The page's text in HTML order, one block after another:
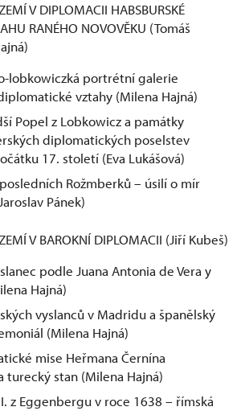
V DIPLOMACII HABSBURSKÉ
RANÉHO NOVOVĚKU (Tomáš
lobkowiczká portrétní galerie
vztahy (Milena Hajná)
Popel z Lobkowicz a památky
diplomatických poselstev
17. století (Eva Lukášová)
Rožmberků – úsilí o mír
Pánek)
V BAROKNÍ DIPLOMACII (Jiří Kubeš)
podle Juana Antonia de Vera y
Hajná)
vyslanců v Madridu a španělský
(Milena Hajná)
mise Heřmana Černína
turecký stan (Milena Hajná)
z Eggenbergu v roce 1638 – římská